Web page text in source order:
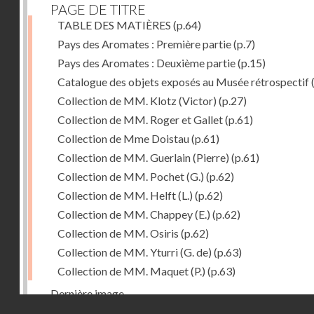
PAGE DE TITRE
TABLE DES MATIÈRES (p.64)
Pays des Aromates : Première partie(p.7)
Pays des Aromates : Deuxième partie(p.15)
Catalogue des objets exposés au Musée rétrospectif
Collection de MM. Klotz (Victor) (p.27)
Collection de MM. Roger et Gallet(p.61)
Collection de Mme Doistau(p.61)
Collection de MM. Guerlain (Pierre) (p.61)
Collection de MM. Pochet (G.) (p.62)
Collection de MM. Helft (L.) (p.62)
Collection de MM. Chappey (E.) (p.62)
Collection de MM. Osiris (p.62)
Collection de MM. Yturri (G. de) (p.63)
Collection de MM. Maquet (P.) (p.63)
Dernière image